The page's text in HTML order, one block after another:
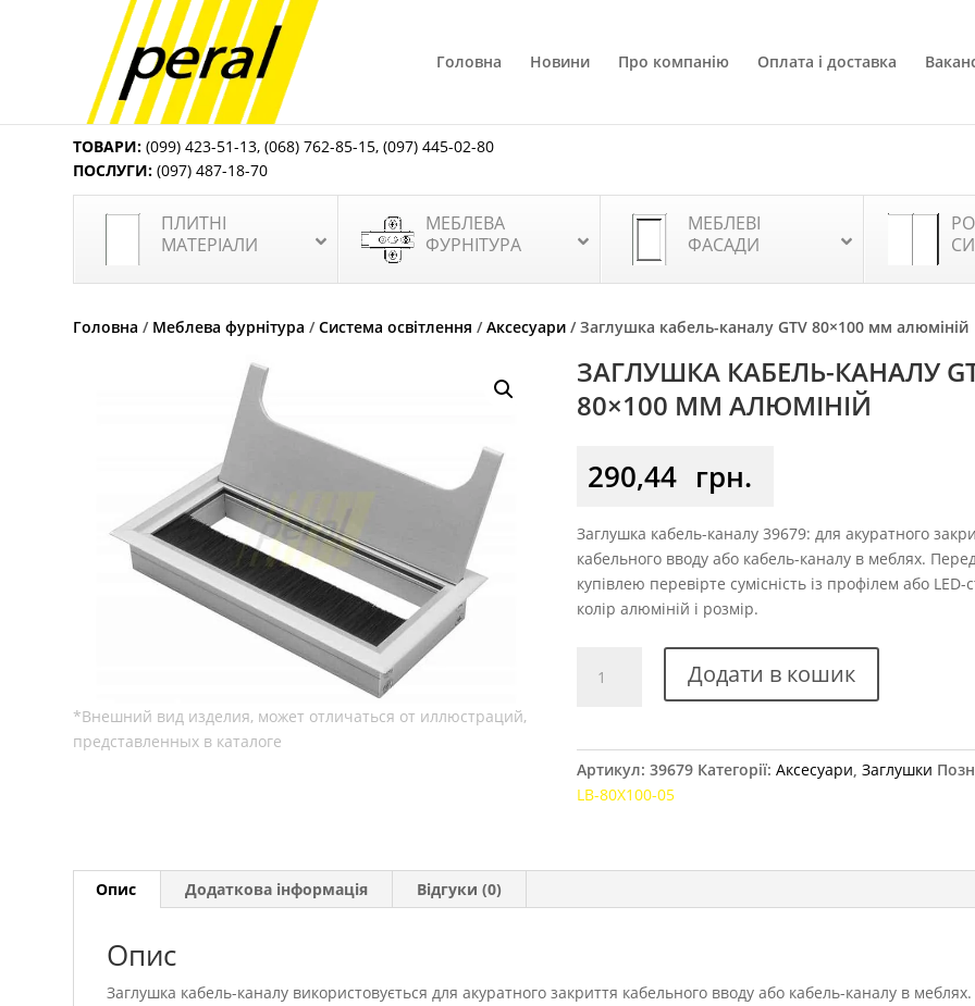
Головна Новини Про компанію Оплата і доставка
ТОВАРИ: (099) 423-51-13,(068) 762-85-15,(097) 445-02-80
ПОСЛУГИ: (097) 487-18-70
ПЛИТНІ
МАТЕРІАЛИ
МЕБЛЕВА
ФУРНІТУРА
МЕБЛЕВІ
ФАСАДИ
Головна / Меблева фурнітура /Система освітлення /Аксесуари / Заглушка кабель-каналу GTV 80×100 мм алюміній
ЗАГЛУШКА КАБЕЛЬ-КАНАЛУ
80×100 ММ АЛЮМІНІЙ
290,44 грн.
Заглушка кабель-каналу 39679: для акуратного
кабельного вводу або кабель-каналу в меблях.
купівлею перевірте сумісність із профілем або LED-
колір алюміній і розмір.
кабель-
мм
Додати в кошик
Артикул:39679 Категорії:Аксесуари,Заглушки
LB-80X100-05
Опис Додаткова інформація Відгуки (0)
Опис
Заглушка кабель-каналу використовується для акуратного закриття кабельного вводу або кабель-каналу в